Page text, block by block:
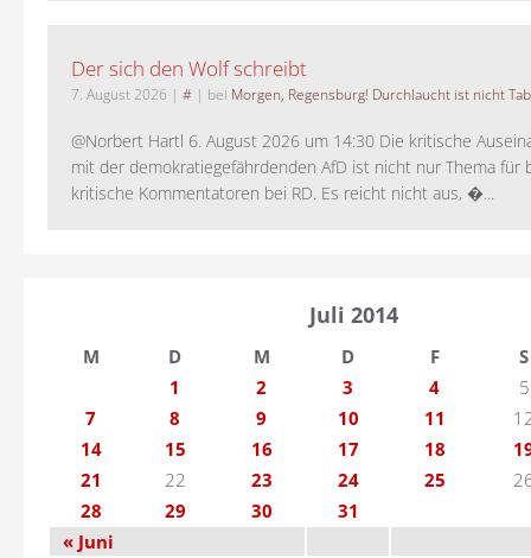
Der sich den Wolf schreibt
7. August 2026 | # | bei Morgen, Regensburg! Durchlaucht ist nicht
@Norbert Hartl 6. August 2026 um 14:30 Die kritische
mit der demokratiegefährdenden AfD ist nicht nur Thema für
kritische Kommentatoren bei RD. Es reicht nicht aus, �...
Juli 2014
M D M D F
S
1
2 3 4
5
7
8 9 10 11
14
15 16 17 18
21
22 23 24 25
28
29 30
31
« Juni